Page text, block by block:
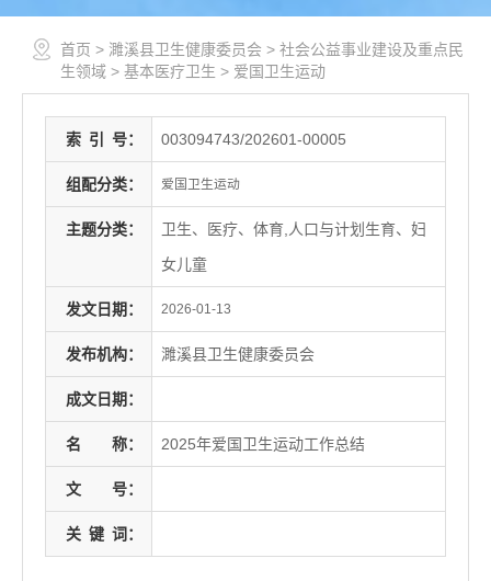
首页 > 濉溪县卫生健康委员会 > 社会公益事业建设及重点民
生领域 > 基本医疗卫生 > 爱国卫生运动
索 引 号： 003094743/202601-00005
组配分类： 爱国卫生运动
主题分类：
卫生、医疗、体育,人口与计划生育、妇
女儿童
发文日期： 2026-01-13
发布机构： 濉溪县卫生健康委员会
成文日期：
名 称： 2025年爱国卫生运动工作总结
文 号：
关 键 词：